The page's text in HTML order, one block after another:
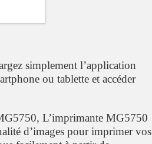
simplement l’application
ou tablette et accéder
L’imprimante MG5750
d’images pour imprimer vos